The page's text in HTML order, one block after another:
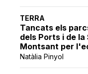
TERRA
Tancats els
dels Ports i de la
Montsant per
Natàlia Pinyol